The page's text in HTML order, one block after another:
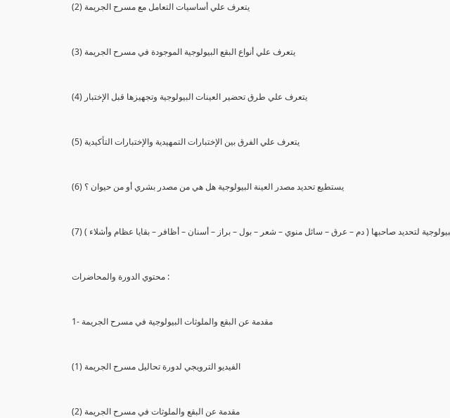
(2) يتعرف علي أساسيات التعامل مع مسرح الجريمة
(3) يتعرف علي أنواع البقع البيولوجية الموجودة في مسرح الجريمة
(4) يتعرف علي طرق تحضير العينات البيولوجية وتجهيزها قبل الإختبار
(5) يتعرف علي الفرق بين الإختبارات التمهيدية والإختبارات التأكيدية
(6) يستطيع تحديد مصدر العينة البيولوجية هل هي من مصدر بشري أو من حيوان ؟
البيولوجية لتحديد صاحبها ( دم – عرق – سائل منوي – شعر – بول – براز – أسنان – أظافر – بقايا عظام وأشلاء )
محتوي الدورة والمحاضرات :
1- مقدمة عن البقع والملوثات البيولوجية في مسرح الجريمة
(1) الفيديو الترويجي لدورة تحاليل مسرح الجريمة
(2) مقدمة عن البقع والملوثات في مسرح الجريمة